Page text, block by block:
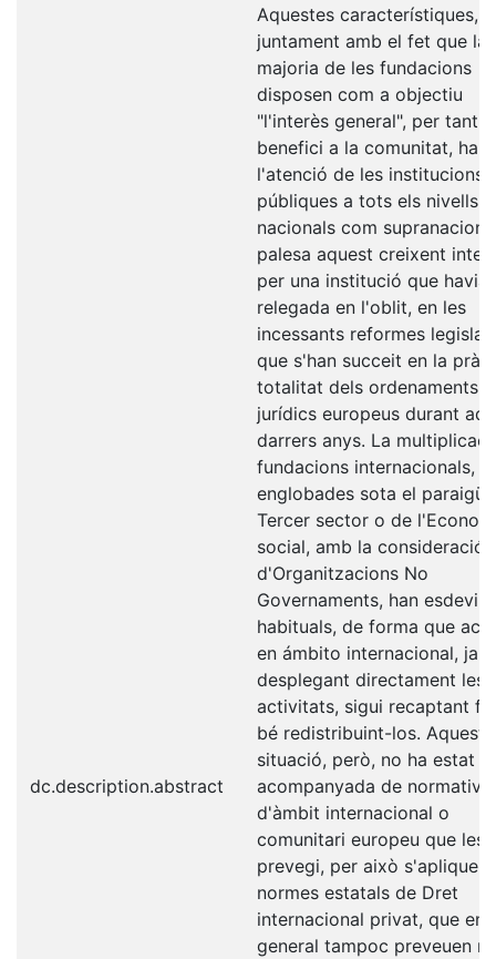
dc.description.abstract
Aquestes característiques,
juntament amb el fet que la
majoria de les fundacions
disposen com a objectiu
"l'interès general", per tant
benefici a la comunitat, ha
l'atenció de les institucions
públiques a tots els nivells,
nacionals com
palesa aquest creixent
per una institució que havia
relegada en l'oblit, en les
incessants reformes
que s'han succeit en la
totalitat dels ordenaments
jurídics europeus durant
darrers anys. La
fundacions internacionals,
englobades sota el
Tercer sector o de
social, amb la consideració
d'Organitzacions No
Governaments, han
habituals, de forma que
en ámbito internacional, ja
desplegant directament les
activitats, sigui recaptant
bé redistribuint-los. Aquesta
situació, però, no ha estat
acompanyada de
d'àmbit internacional o
comunitari europeu que les
prevegi, per això s'apliquen
normes estatals de Dret
internacional privat, que en
general tampoc preveuen